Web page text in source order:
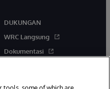
DUKUNGAN
WRC Langsung
Dokumentasi